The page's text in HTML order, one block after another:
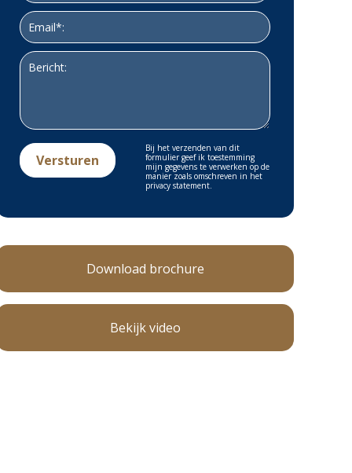
Bij het verzenden van dit
formulier geef ik toestemming
mijn gegevens te verwerken op de
manier zoals omschreven in het
privacy statement.
Download brochure
Bekijk video